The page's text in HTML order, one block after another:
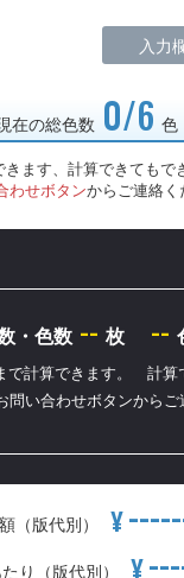
入力
在の総色数 0/6 色
きます、計算できてもで
わせボタンからご連絡く
・色数 -- 枚 --
で計算できます。 計算
問い合わせボタンからご
（版代別） ¥
り（版代別） ¥